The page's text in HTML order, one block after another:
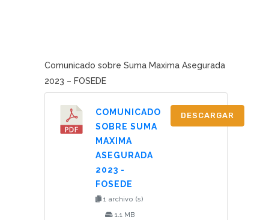
Comunicado sobre Suma Maxima Asegurada
2023 – FOSEDE
COMUNICADO
SOBRE SUMA
MAXIMA
ASEGURADA
2023 -
FOSEDE
1 archivo (s)
1.1 MB
DESCARGAR